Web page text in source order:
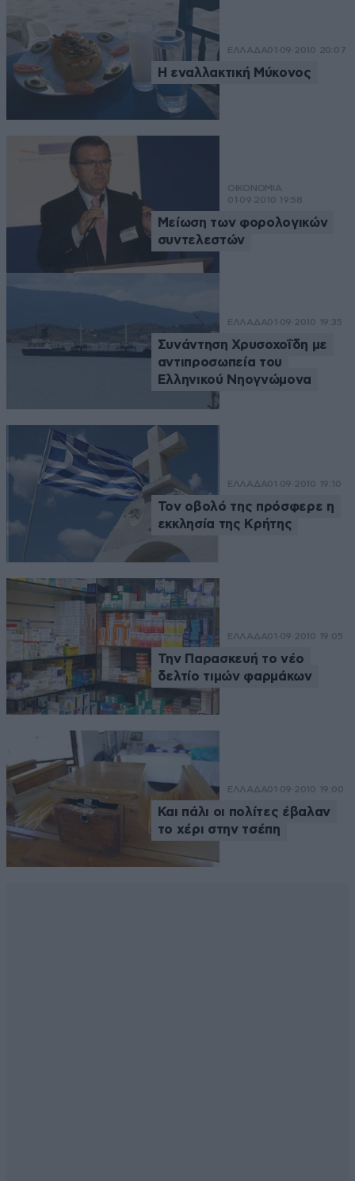
ΕΛΛΑΔΑ01·09·2010 20:07
Η εναλλακτική Μύκονος
ΟΙΚΟΝΟΜΙΑ
01·09·2010 19:58
Μείωση των φορολογικών
συντελεστών
ΕΛΛΑΔΑ01·09·2010 19:35
Συνάντηση Χρυσοχοΐδη με
αντιπροσωπεία του
Ελληνικού Νηογνώμονα
ΕΛΛΑΔΑ01·09·2010 19:10
Τον οβολό της πρόσφερε η
εκκλησία της Κρήτης
ΕΛΛΑΔΑ01·09·2010 19:05
Την Παρασκευή το νέο
δελτίο τιμών φαρμάκων
ΕΛΛΑΔΑ01·09·2010 19:00
Και πάλι οι πολίτες έβαλαν
το χέρι στην τσέπη